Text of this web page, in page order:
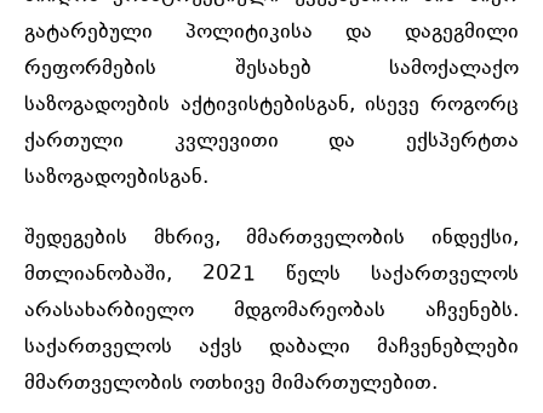
გატარებული პოლიტიკისა და დაგეგმილი
რეფორმების შესახებ სამოქალაქო
საზოგადოების აქტივისტებისგან, ისევე როგორც
ქართული კვლევითი და ექსპერტთა
საზოგადოებისგან.
შედეგების მხრივ, მმართველობის ინდექსი,
მთლიანობაში, 2021 წელს საქართველოს
არასახარბიელო მდგომარეობას აჩვენებს.
საქართველოს აქვს დაბალი მაჩვენებლები
მმართველობის ოთხივე მიმართულებით.